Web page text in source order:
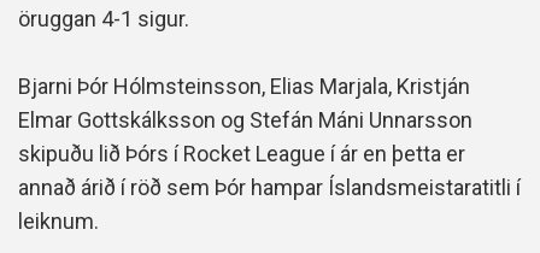
öruggan 4-1 sigur.
Bjarni Þór Hólmsteinsson, Elias Marjala, Kristján
Elmar Gottskálksson og Stefán Máni Unnarsson
skipuðu lið Þórs í Rocket League í ár en þetta er
annað árið í röð sem Þór hampar Íslandsmeistaratitli í
leiknum.